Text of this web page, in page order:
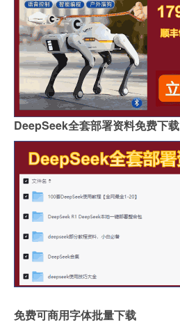
DeepSeek全套部署资料免费下载
免费可商用字体批量下载